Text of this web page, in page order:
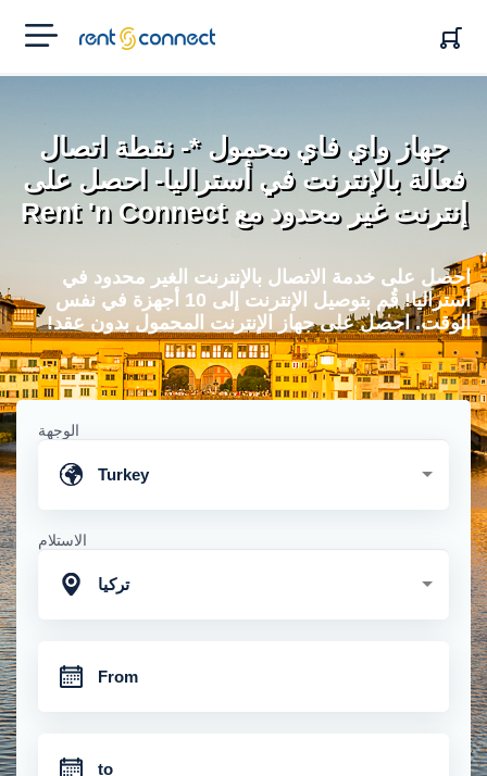
RENT'N
CONNECT
جهاز واي فاي محمول *- نقطة اتصال
فعالة بالإنترنت في أستراليا- احصل على
إنترنت غير محدود مع Rent 'n Connect
احصل على خدمة الاتصال بالإنترنت الغير محدود في
أستراليا! قُم بتوصيل الإنترنت إلى 10 أجهزة في نفس
الوقت. احصل على جهاز الإنترنت المحمول بدون عقد!
الوجهة
Turkey
الاستلام
تركيا